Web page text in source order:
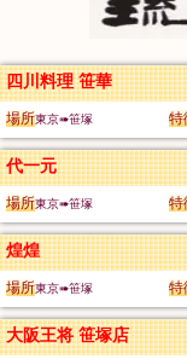
四川料理 笹華
場所東京➠笹塚 特
代一元
場所東京➠笹塚 特
煌煌
場所東京➠笹塚 特
大阪王将 笹塚店